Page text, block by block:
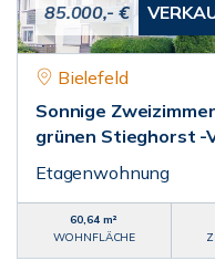
85.000,- €
Bielefeld
Sonnige
grünen Stieghorst -
Etagenwohnung
60,64 m²
WOHNFLÄCHE